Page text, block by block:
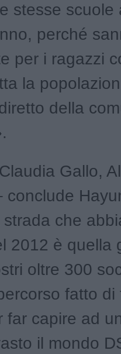
stesse scuole
perché
per i ragazzi
la
della
Gallo,
conclude
che
2012 è quella
oltre 300
fatto di
far capire ad
il mondo